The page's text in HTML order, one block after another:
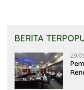
BERITA
29/